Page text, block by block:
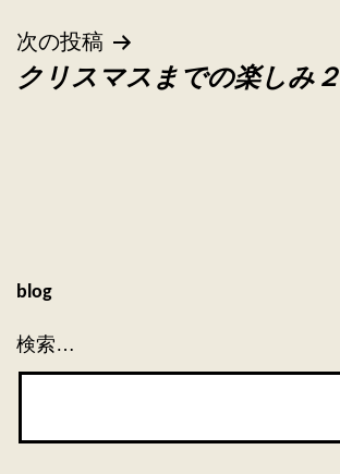
ビ
ゲ
ン
次の投稿
クリスマスまでの楽しみ２
blog
検索…